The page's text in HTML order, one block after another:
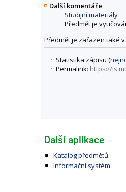
Další komentáře
Studijní materiály
Předmět je
Předmět je zařazen také
Statistika zápisu (
Permalink: https://
Další aplikace
Katalog předmětů
Informační systém